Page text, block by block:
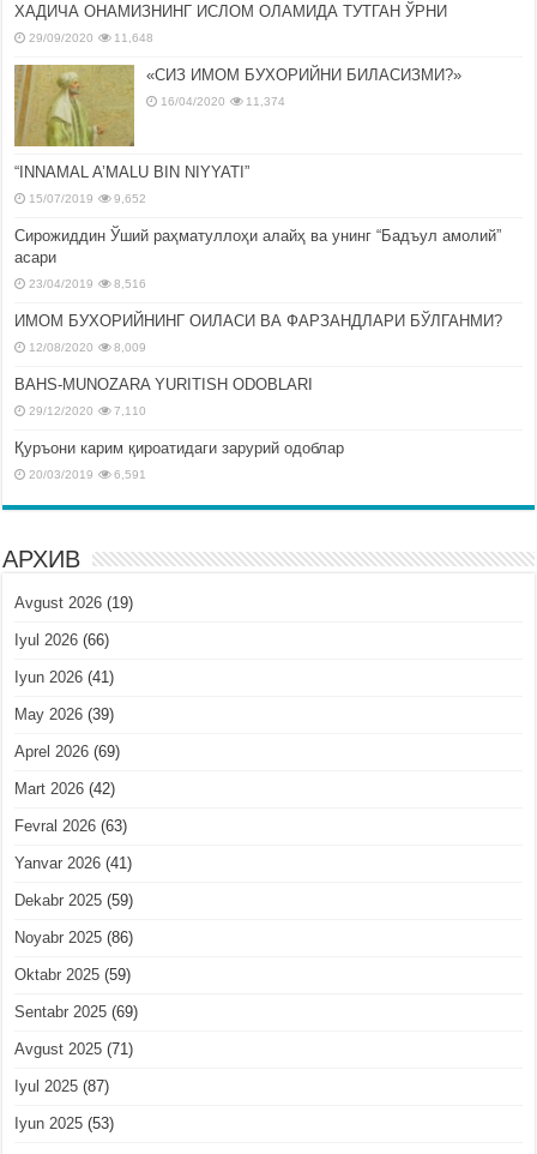
ХАДИЧА ОНАМИЗНИНГ ИСЛОМ ОЛАМИДА ТУТГАН ЎРНИ
29/09/2020 11,648
«СИЗ ИМОМ БУХОРИЙНИ БИЛАСИЗМИ?»
16/04/2020 11,374
“INNAMAL A’MALU BIN NIYYATI”
15/07/2019 9,652
Сирожиддин Ўший раҳматуллоҳи алайҳ ва унинг “Бадъул амолий”
асари
23/04/2019 8,516
ИМОМ БУХОРИЙНИНГ ОИЛАСИ ВА ФАРЗАНДЛАРИ БЎЛГАНМИ?
12/08/2020 8,009
BAHS-MUNOZARA YURITISH ODOBLARI
29/12/2020 7,110
Қуръони карим қироатидаги зарурий одоблар
20/03/2019 6,591
АРХИВ
Avgust 2026 (19)
Iyul 2026 (66)
Iyun 2026 (41)
May 2026 (39)
Aprel 2026 (69)
Mart 2026 (42)
Fevral 2026 (63)
Yanvar 2026 (41)
Dekabr 2025 (59)
Noyabr 2025 (86)
Oktabr 2025 (59)
Sentabr 2025 (69)
Avgust 2025 (71)
Iyul 2025 (87)
Iyun 2025 (53)